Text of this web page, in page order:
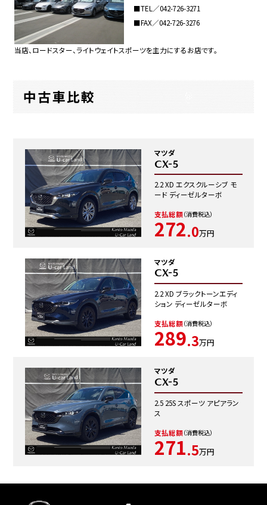
■TEL／042-726-3271
■FAX／042-726-3276
当店、ロードスター、ライトウェイトスポーツを主力にするお店です。
中古車比較
マツダ
CX-5
2.2 XD エクスクルーシブ モ
ード ディーゼルターボ
支払総額（消費税込）
272.0万円
マツダ
CX-5
2.2 XD ブラックトーンエディ
ション ディーゼルターボ
支払総額（消費税込）
289.3万円
マツダ
CX-5
2.5 25S スポーツ アピアラン
ス
支払総額（消費税込）
271.5万円